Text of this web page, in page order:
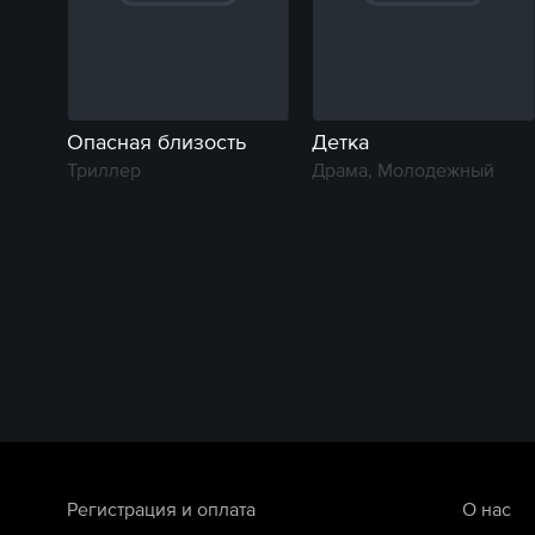
Опасная близость
Триллер
Детка
Драма, Молодежный
Регистрация и оплата О нас